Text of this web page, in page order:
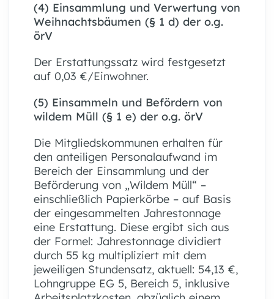
(4) Einsammlung und Verwertung von
Weihnachtsbäumen (§ 1 d) der o.g.
örV
Der Erstattungssatz wird festgesetzt
auf 0,03 €/Einwohner.
(5) Einsammeln und Befördern von
wildem Müll (§ 1 e) der o.g. örV
Die Mitgliedskommunen erhalten für
den anteiligen Personalaufwand im
Bereich der Einsammlung und der
Beförderung von „Wildem Müll“ –
einschließlich Papierkörbe – auf Basis
der eingesammelten Jahrestonnage
eine Erstattung. Diese ergibt sich aus
der Formel: Jahrestonnage dividiert
durch 55 kg multipliziert mit dem
jeweiligen Stundensatz, aktuell: 54,13 €,
Lohngruppe EG 5, Bereich 5, inklusive